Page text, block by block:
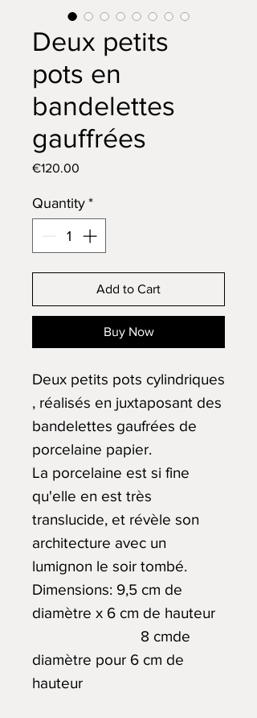
Deux petits
pots en
bandelettes
gauffrées
€120.00
Quantity *
Add to Cart
Buy Now
Deux petits pots cylindriques
, réalisés en juxtaposant des
bandelettes gaufrées de
porcelaine papier.
La porcelaine est si fine
qu'elle en est très
translucide, et révèle son
architecture avec un
lumignon le soir tombé.
Dimensions: 9,5 cm de
diamètre x 6 cm de hauteur
8 cmde
diamètre pour 6 cm de
hauteur